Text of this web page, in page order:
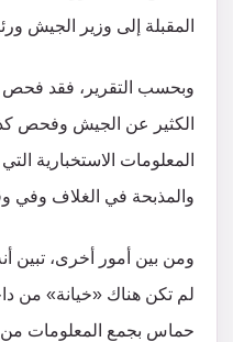
المقبلة إلى وزير الجيش
وبحسب التقرير، فقد
الكثير عن الجيش وفحص
المعلومات الاستخبارية
والمذبحة في الغلاف وفي
ومن بين أمور أخرى، تبين
لم تكن هناك «خيانة»
حماس بجمع المعلومات من